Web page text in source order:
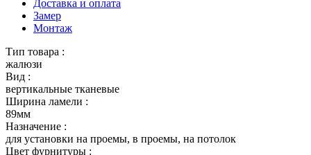
Доставка и оплата
Замер
Монтаж
Тип товара :
жалюзи
Вид :
вертикальные тканевые
Ширина ламели :
89мм
Назначение :
для установки на проемы, в проемы, на потолок
Цвет фурнитуры :